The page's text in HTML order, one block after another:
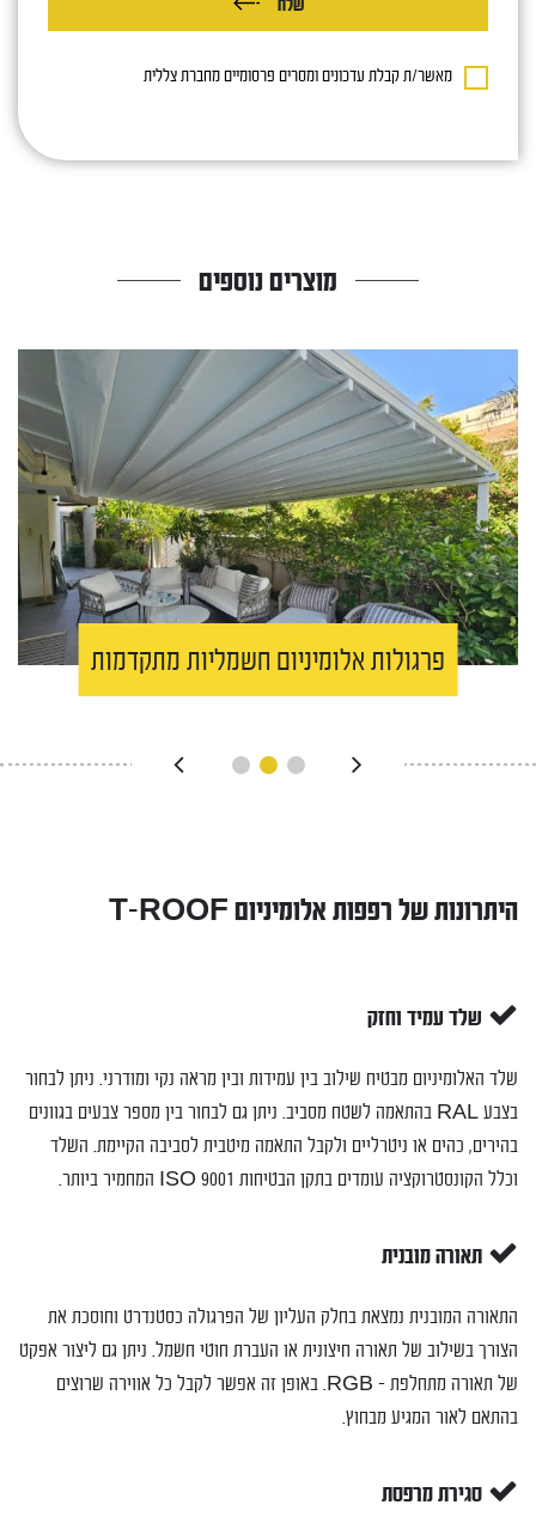
שלח
מאשר/ת קבלת עדכונים ומסרים פרסומיים מחברת צללית
מוצרים נוספים
פרגולות אלומיניום חשמליות מתקדמות
היתרונות של רפפות אלומיניום T-ROOF
שלד עמיד וחזק
שלד האלומיניום מבטיח שילוב בין עמידות ובין מראה נקי ומודרני. ניתן לבחור
בצבע RAL בהתאמה לשטח מסביב. ניתן גם לבחור בין מספר צבעים בגוונים
בהירים, כהים או ניטרליים ולקבל התאמה מיטבית לסביבה הקיימת. השלד
וכלל הקונסטרוקציה עומדים בתקן הבטיחות ISO 9001 המחמיר ביותר.
תאורה מובנית
התאורה המובנית נמצאת בחלק העליון של הפרגולה כסטנדרט וחוסכת את
הצורך בשילוב של תאורה חיצונית או העברת חוטי חשמל. ניתן גם ליצור אפקט
של תאורה מתחלפת – RGB. באופן זה אפשר לקבל כל אווירה שרוצים
בהתאם לאור המגיע מבחוץ.
סגירת מרפסת